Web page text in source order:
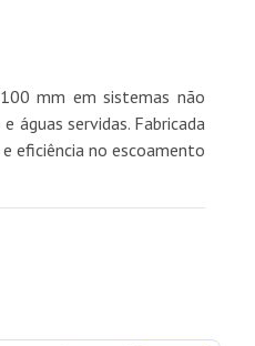
mm em sistemas não
águas servidas. Fabricada
eficiência no escoamento